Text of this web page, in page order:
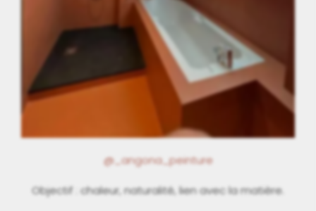
@_angona_peinture
Objectif : chaleur, naturalité, lien avec la matière.